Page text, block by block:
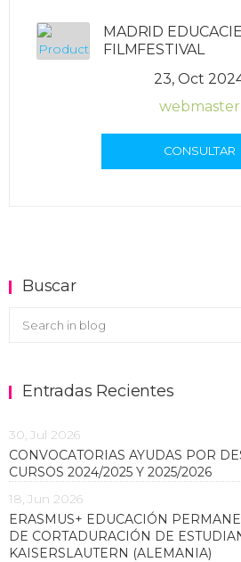
MADRID
FILMFESTIVAL
23, Oct
webmaster
CONSULTAR
Buscar
Buscar en el blog
Entradas Recientes
30, Jul 2026
CONVOCATORIAS AYUDAS POR
CURSOS 2024/2025 Y 2025/2026
18, Jun 2026
ERASMUS+ EDUCACIÓN
DE CORTADURACIÓN DE
KAISERSLAUTERN (ALEMANIA)